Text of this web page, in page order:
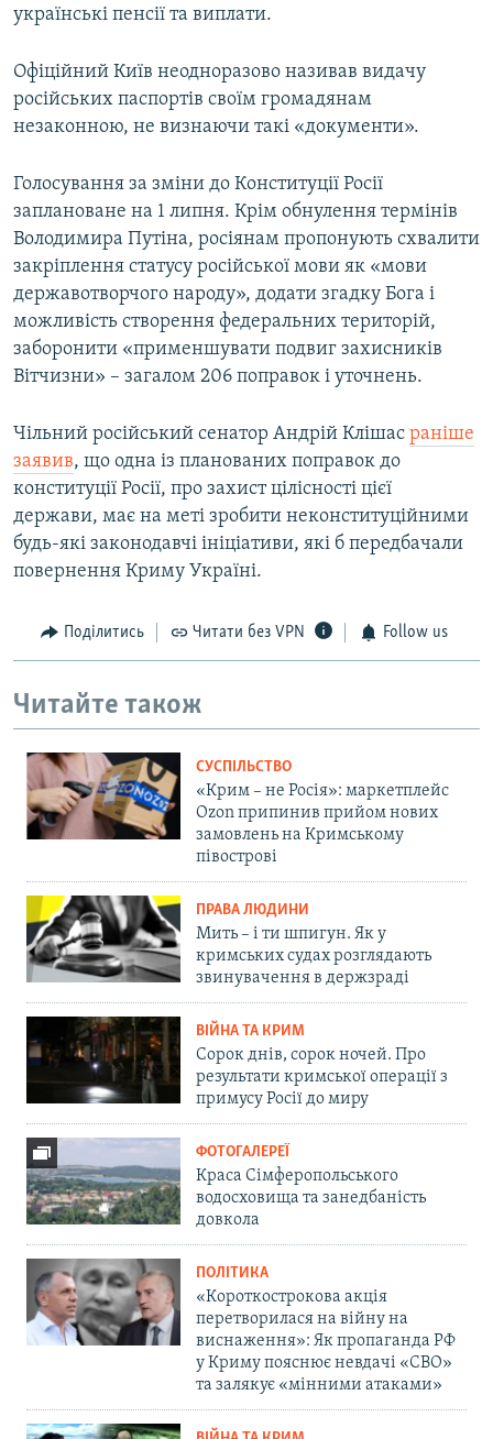
українські пенсії та виплати.
Офіційний Київ неодноразово називав видачу
російських паспортів своїм громадянам
незаконною, не визнаючи такі «документи».
Голосування за зміни до Конституції Росії
заплановане на 1 липня. Крім обнулення термінів
Володимира Путіна, росіянам пропонують схвалити
закріплення статусу російської мови як «мови
державотворчого народу», додати згадку Бога і
можливість створення федеральних територій,
заборонити «применшувати подвиг захисників
Вітчизни» – загалом 206 поправок і уточнень.
Чільний російський сенатор Андрій Клішас раніше
заявив, що одна із планованих поправок до
конституції Росії, про захист цілісності цієї
держави, має на меті зробити неконституційними
будь-які законодавчі ініціативи, які б передбачали
повернення Криму Україні.
Поділитись Читати без VPN Follow us
Читайте також
СУСПІЛЬСТВО
«Крим – не Росія»: маркетплейс
Ozon припинив прийом нових
замовлень на Кримському
півострові
ПРАВА ЛЮДИНИ
Мить – і ти шпигун. Як у
кримських судах розглядають
звинувачення в держзраді
ВІЙНА ТА КРИМ
Сорок днів, сорок ночей. Про
результати кримської операції з
примусу Росії до миру
ФОТОГАЛЕРЕЇ
Краса Сімферопольського
водосховища та занедбаність
довкола
ПОЛІТИКА
«Короткострокова акція
перетворилася на війну на
виснаження»: Як пропаганда РФ
у Криму пояснює невдачі «СВО»
та залякує «мінними атаками»